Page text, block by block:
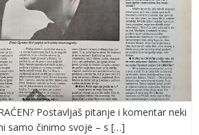
Postavljaš pitanje i komentar neki
samo činimo svoje – s […]